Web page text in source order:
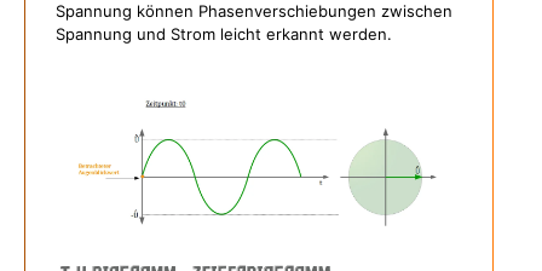
Spannung können Phasenverschiebungen zwischen
Spannung und Strom leicht erkannt werden.